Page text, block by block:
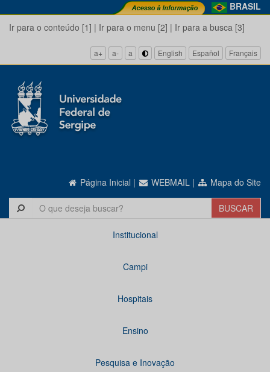
BRASIL
Ir para o conteúdo [1] | Ir para o menu [2] | Ir para a busca [3]
a+ a- a English Español Français
Página Inicial | WEBMAIL | Mapa do Site
Institucional
Campi
Hospitais
Ensino
Pesquisa e Inovação